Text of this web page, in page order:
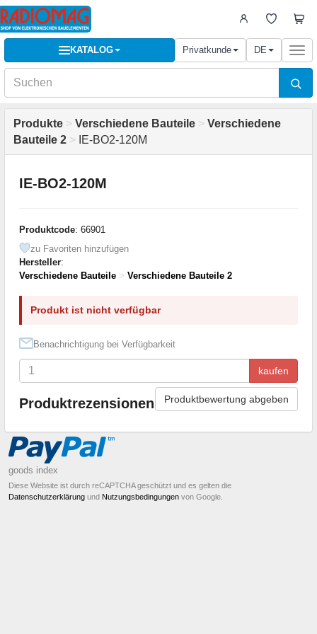
KATALOG Privatkunde DE
Produkte > Verschiedene Bauteile > Verschiedene
Bauteile 2 > IE-BO2-120M
IE-BO2-120M
Produktcode: 66901
zu Favoriten hinzufügen
Hersteller:
Verschiedene Bauteile > Verschiedene Bauteile 2
Produkt ist nicht verfügbar
Benachrichtigung bei Verfügbarkeit
kaufen
Produktrezensionen Produktbewertung abgeben
goods index
Diese Website ist durch reCAPTCHA geschützt und es gelten die
Datenschutzerklärung und Nutzungsbedingungen von Google.